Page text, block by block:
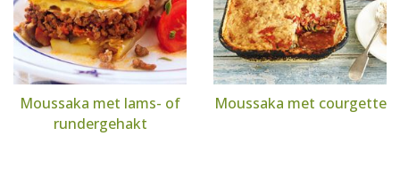
Moussaka met lams- of
rundergehakt
Moussaka met courgette